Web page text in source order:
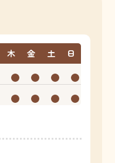
木 金 土 日